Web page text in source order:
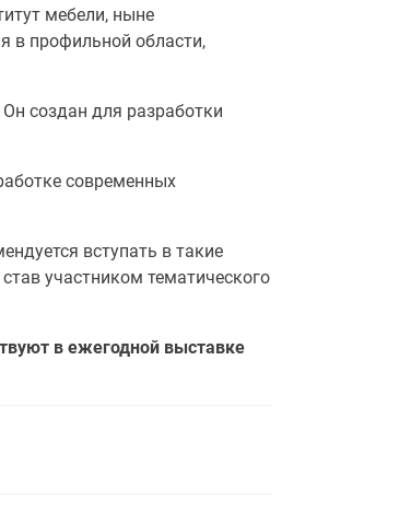
мебели, ныне
в профильной области,
создан для разработки
современных
вступать в такие
участником тематического
в ежегодной выставке